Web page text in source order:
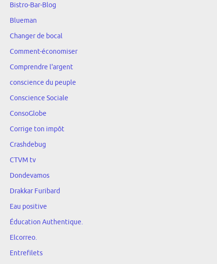
Bistro-Bar-Blog
Blueman
Changer de bocal
Comment-économiser
Comprendre l'argent
conscience du peuple
Conscience Sociale
ConsoGlobe
Corrige ton impôt
Crashdebug
CTVM tv
Dondevamos
Drakkar Furibard
Eau positive
Éducation Authentique.
Elcorreo.
Entrefilets